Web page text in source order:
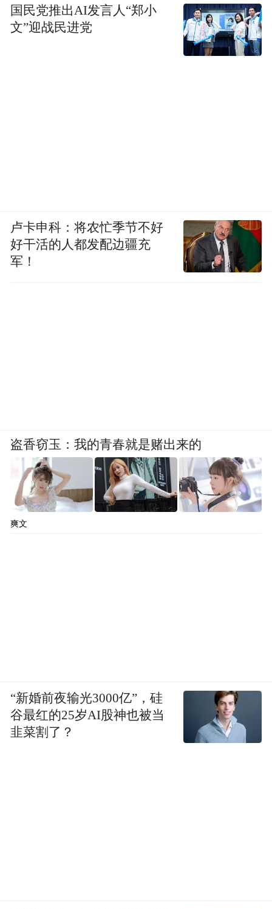
国民党推出AI发言人“郑小
文”迎战民进党
卢卡申科：将农忙季节不好
好干活的人都发配边疆充
军！
盗香窃玉：我的青春就是赌出来的
爽文
“新婚前夜输光3000亿”，硅
谷最红的25岁AI股神也被当
韭菜割了？